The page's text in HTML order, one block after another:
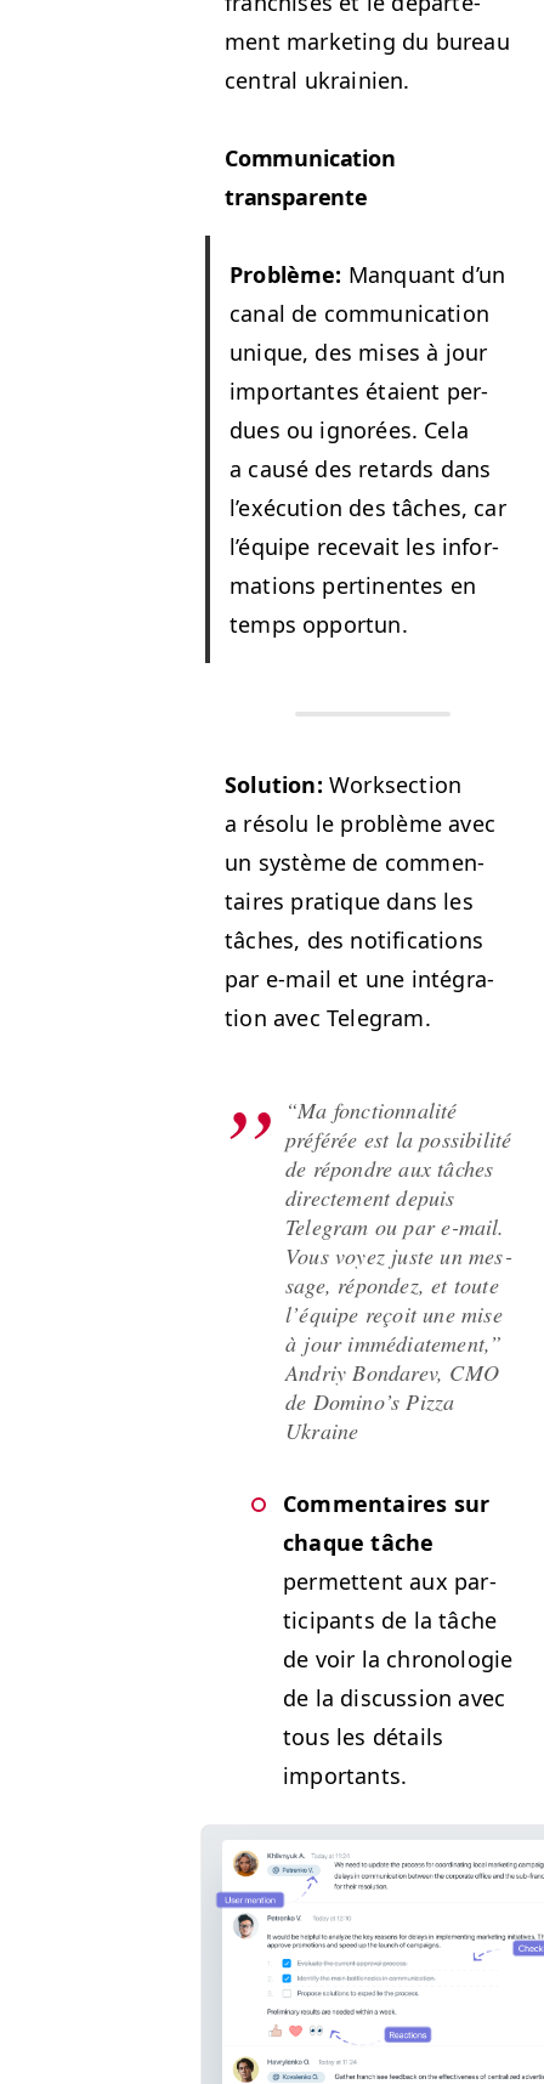
ment mar­ket­ing du bureau
cen­tral ukrainien.
Com­mu­ni­ca­tion
transparente
Prob­lème: Man­quant d’un
canal de com­mu­ni­ca­tion
unique, des mis­es à jour
impor­tantes étaient per­
dues ou ignorées. Cela
a causé des retards dans
l’exé­cu­tion des tâch­es, car
l’équipe rece­vait les infor­
ma­tions per­ti­nentes en
temps opportun.
Solu­tion: Work­sec­tion
a résolu le prob­lème avec
un sys­tème de com­men­
taires pra­tique dans les
tâch­es, des noti­fi­ca­tions
par e‑mail et une inté­gra­
tion avec Telegram.
“Ma fonc­tion­nal­ité
préférée est la pos­si­bil­ité
de répon­dre aux tâch­es
directe­ment depuis
Telegram ou par e‑mail.
Vous voyez juste un mes­
sage, répon­dez, et toute
l’équipe reçoit une mise
à jour immé­di­ate­ment,”
Andriy Bon­darev, CMO
de Domi­no’s Piz­za
Ukraine
Com­men­taires sur
chaque tâche
per­me­t­tent aux par­
tic­i­pants de la tâche
de voir la chronolo­gie
de la dis­cus­sion avec
tous les détails
importants.